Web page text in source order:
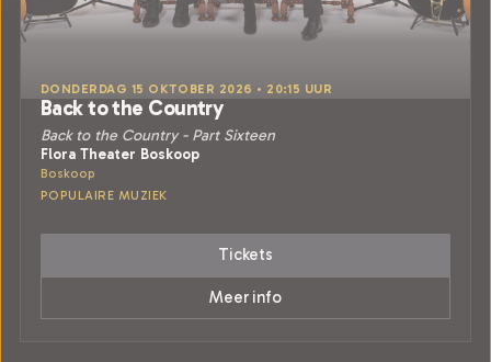
DONDERDAG 15 OKTOBER 2026 • 20:15 UUR
Back to the Country
Back to the Country - Part Sixteen
Flora Theater Boskoop
Boskoop
POPULAIRE MUZIEK
Tickets
Meer info